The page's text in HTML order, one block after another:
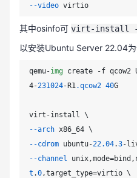
--video
virtio
其中osinfo可 virt-install
以安装Ubuntu Server 22.04为
qemu-img create -f qcow2
4-231024-R1 .qcow2 40G
--arch
--cdrom ubuntu-22.04.3-
--channel
t .0